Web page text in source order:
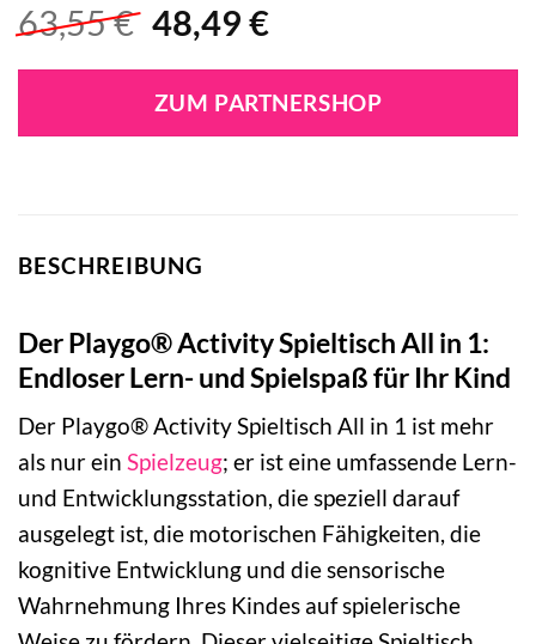
63,55€ Ursprünglicher
war:
63,55 €
48,49 €Aktueller
ist:
48,49 €.
ZUM PARTNERSHOP
BESCHREIBUNG
Der Playgo® Activity Spieltisch All in 1:
Endloser Lern- und Spielspaß für Ihr Kind
Der Playgo® Activity Spieltisch All in 1 ist mehr
als nur ein Spielzeug; er ist eine umfassende Lern-
und Entwicklungsstation, die speziell darauf
ausgelegt ist, die motorischen Fähigkeiten, die
kognitive Entwicklung und die sensorische
Wahrnehmung Ihres Kindes auf spielerische